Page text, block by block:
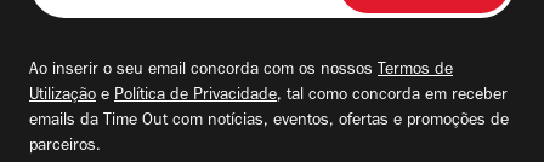
seu
Ao inserir o seu email concorda com os nossos Termos de
Utilização e Política de Privacidade, tal como concorda em receber
emails da Time Out com notícias, eventos, ofertas e promoções de
parceiros.